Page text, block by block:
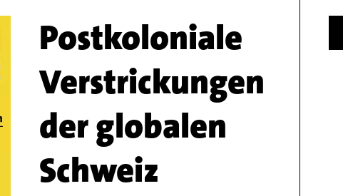
Postkoloniale
Verstrickungen
der globalen
Schweiz